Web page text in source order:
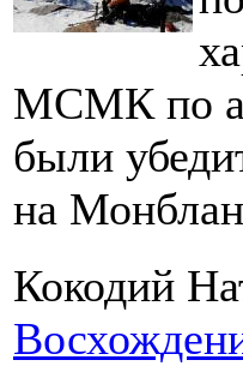
МСМК по
были
на
Кокодий